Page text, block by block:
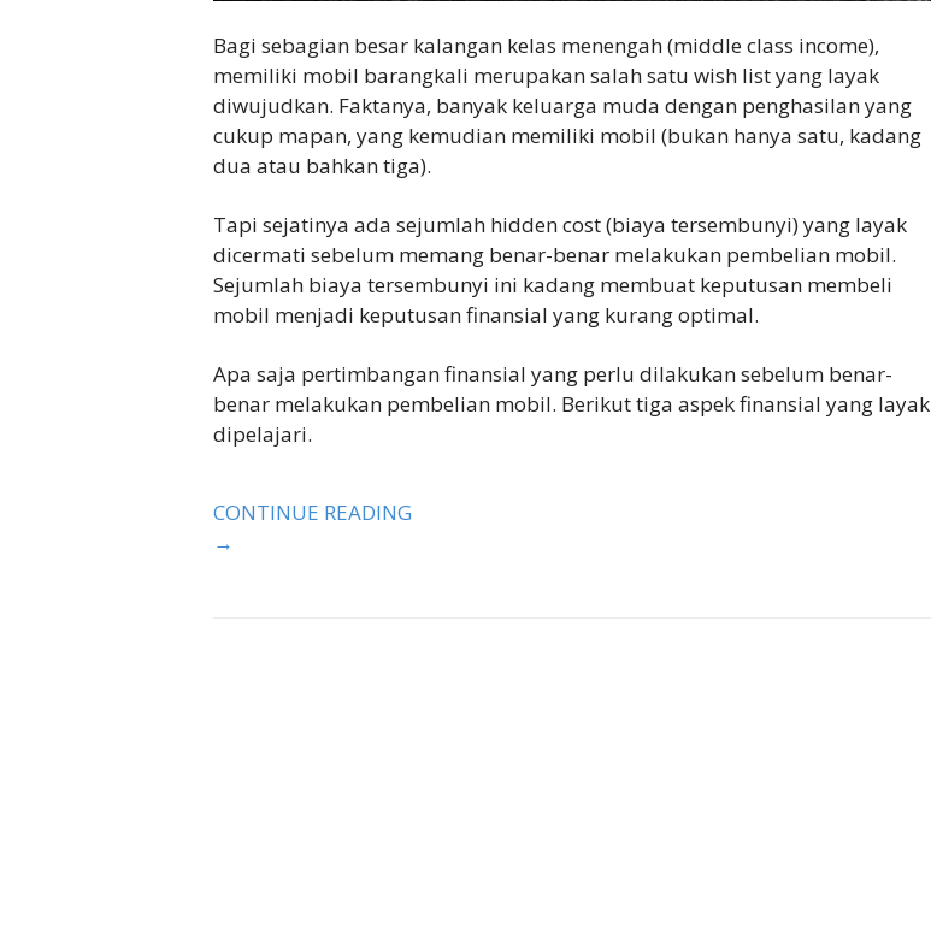
Bagi sebagian besar kalangan kelas menengah (middle class income),
memiliki mobil barangkali merupakan salah satu wish list yang layak
diwujudkan. Faktanya, banyak keluarga muda dengan penghasilan yang
cukup mapan, yang kemudian memiliki mobil (bukan hanya satu, kadang
dua atau bahkan tiga).
Tapi sejatinya ada sejumlah hidden cost (biaya tersembunyi) yang layak
dicermati sebelum memang benar-benar melakukan pembelian mobil.
Sejumlah biaya tersembunyi ini kadang membuat keputusan membeli
mobil menjadi keputusan finansial yang kurang optimal.
Apa saja pertimbangan finansial yang perlu dilakukan sebelum benar-
benar melakukan pembelian mobil. Berikut tiga aspek finansial yang layak
dipelajari.
CONTINUE READING
→